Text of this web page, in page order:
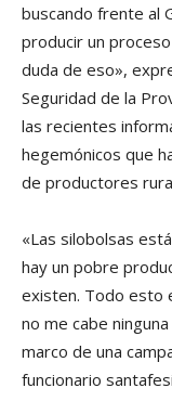
buscando frente al
producir un
duda de eso»,
Seguridad de la
las recientes
hegemónicos que
de productores
«Las silobolsas
hay un pobre
existen. Todo esto
no me cabe
marco de una
funcionario